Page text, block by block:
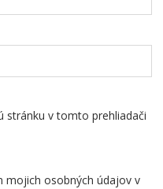
stránku v tomto prehliadači
mojich osobných údajov v